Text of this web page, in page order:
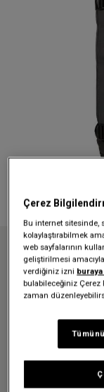
Anasayfa İndirim Tüm
TRANVERZ CNNCT
mevcut
Çerez
Bu internet sitesinde,
kolaylaştırabilmek
web sayfalarının
geliştirilmesi
verdiğiniz izni
bulabileceğiniz Çerez
zaman